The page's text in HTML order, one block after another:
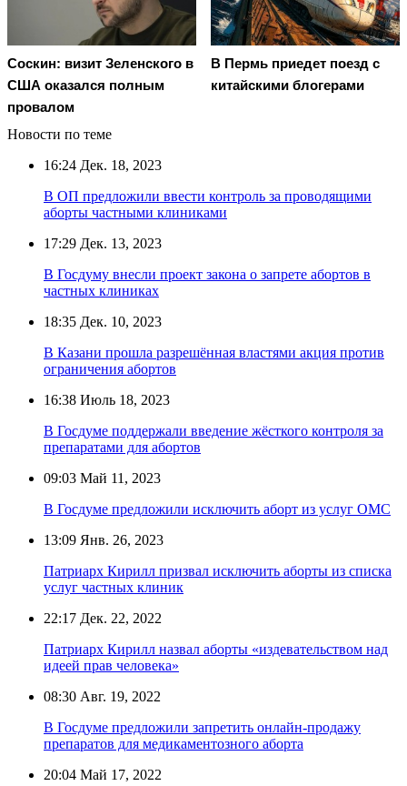
Соскин: визит Зеленского в
США оказался полным
провалом
В Пермь приедет поезд с
китайскими блогерами
Новости по теме
16:24 Дек. 18, 2023
В ОП предложили ввести контроль за проводящими
аборты частными клиниками
17:29 Дек. 13, 2023
В Госдуму внесли проект закона о запрете абортов в
частных клиниках
18:35 Дек. 10, 2023
В Казани прошла разрешённая властями акция против
ограничения абортов
16:38 Июль 18, 2023
В Госдуме поддержали введение жёсткого контроля за
препаратами для абортов
09:03 Май 11, 2023
В Госдуме предложили исключить аборт из услуг ОМС
13:09 Янв. 26, 2023
Патриарх Кирилл призвал исключить аборты из списка
услуг частных клиник
22:17 Дек. 22, 2022
Патриарх Кирилл назвал аборты «издевательством над
идеей прав человека»
08:30 Авг. 19, 2022
В Госдуме предложили запретить онлайн-продажу
препаратов для медикаментозного аборта
20:04 Май 17, 2022